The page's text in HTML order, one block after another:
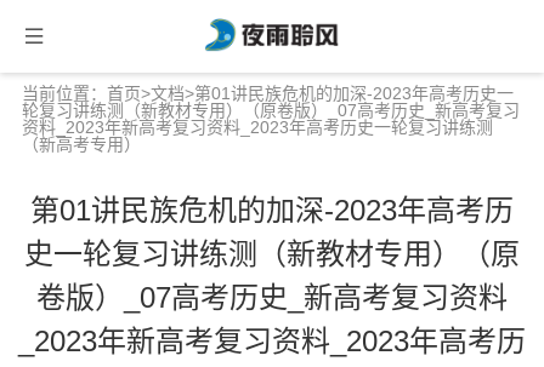
当前位置： 首页>文档>第01讲民族危机的加深-2023年高考历史一
轮复习讲练测（新教材专用）（原卷版）_07高考历史_新高考复习
资料_2023年新高考复习资料_2023年高考历史一轮复习讲练测
（新高考专用）
第01讲民族危机的加深-2023年高考历
史一轮复习讲练测（新教材专用）（原
卷版）_07高考历史_新高考复习资料
_2023年新高考复习资料_2023年高考历